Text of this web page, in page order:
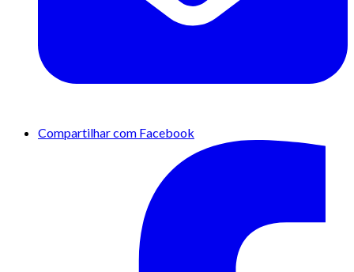
Compartilhar com Facebook